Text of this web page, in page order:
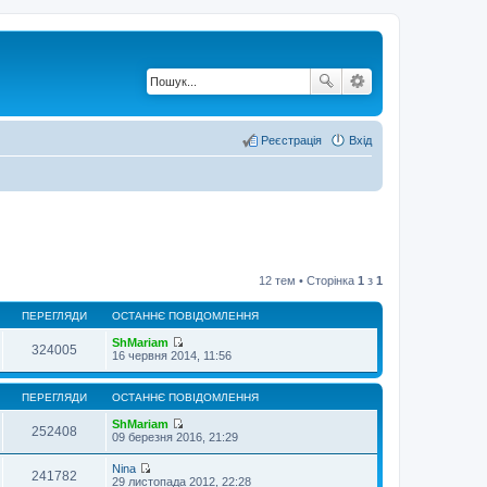
Вхід
Реєстрація
12 тем • Сторінка 1 з 1
ПЕРЕГЛЯДИ ОСТАННЄ ПОВІДОМЛЕННЯ
324005
ShMariam
П
р
е
г
я
н
у
и
16 червня 2014, 11:56
ПЕРЕГЛЯДИ ОСТАННЄ ПОВІДОМЛЕННЯ
252408
ShMariam
П
09 березня 2016, 21:29
241782
Nina
П
29 листопада 2012, 22:28